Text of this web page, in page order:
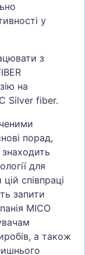
у
з
на
Silver fiber.
порад,
для
співпраці
запити
MICO
а також